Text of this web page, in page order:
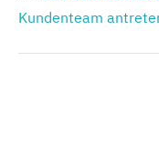
Kundenteam